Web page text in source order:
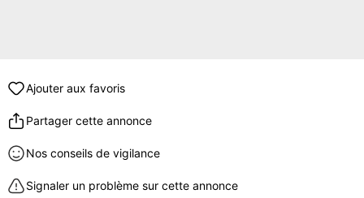
Ajouter aux favoris
Partager cette annonce
Nos conseils de vigilance
Signaler un problème sur cette annonce